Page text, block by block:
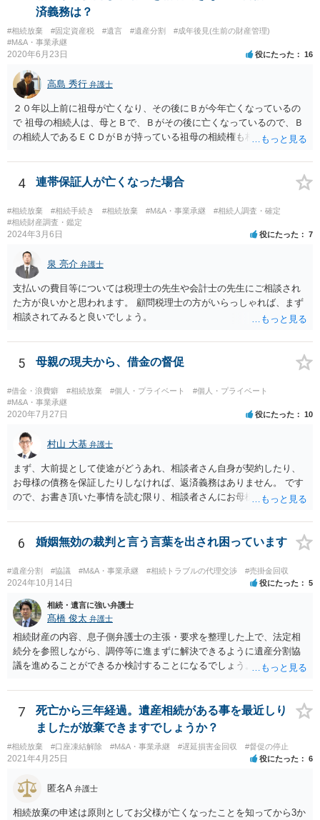
ではありません。 あくまでも、余力の範囲で認められるものです。 親
の介護は子供がみるという民法の条文はありません。 また、親に対す
る扶養義務は配偶者や子に対する扶養義務に比べて弱いものです。 生
まれてすぐ両親が離婚し、その後会っていなかったという事情も、扶
養義務の順位を下げる一つの理由になります。
済義務は？
#相続放棄 #固定資産税 #遺言 #遺産分割
#成年後見(生前の財産管理)
#M&A・事業承継
2020年6月23日 役にたった 16
高島 秀行 弁護士
２０年以上前に祖母が亡くなり、その後にＢが今年亡くなっているの
で 祖母の相続人は、母とＢで、Ｂがその後に亡くなっているので、Ｂ
の相続人であるＥＣＤがＢが持っている祖母の相続権も相続すること
Ｅも行う必要があります。 Ｂの配偶者であるＥは常にＢの相続人とな
ります。
4 連帯保証人が亡くなった場合
#相続放棄 #相続手続き #相続放棄 #M&A・事業承継
#相続人調査・確定
#相続財産調査・鑑定
2024年3月6日 役にたった 7
泉 亮介 弁護士
支払いの費目等については税理士の先生や会計士の先生にご相談され
た方が良いかと思われます。 顧問税理士の方がいらっしゃれば、まず
相談されてみると良いでしょう。
5 母親の現夫から、借金の督促
#借金・浪費癖 #相続放棄 #個人・プライベート
#個人・プライベート
#M&A・事業承継
2020年7月27日 役にたった 10
村山 大基 弁護士
まず、大前提として使途がどうあれ、相談者さん自身が契約したり、
お母様の債務を保証したりしなければ、返済義務はありません。 です
ので、お書き頂いた事情を読む限り、相談者さんにお母様の現夫への
も法律相談に行けば同趣旨のことを回答されるので、裁判まではしな
いと思います） ・借りたのは母なので、私は支払いませんと伝える あ
6 婚姻無効の裁判と言う言葉を出され困っています
#遺産分割 #協議 #M&A・事業承継 #相続トラブルの代理交渉 #売掛金回収
2024年10月14日 役にたった 5
相続・遺言に強い弁護士
髙橋 俊太 弁護士
相続財産の内容、息子側弁護士の主張・要求を整理した上で、法定相
続分を参照しながら、調停等に進まずに解決できるように遺産分割協
議を進めることができるか検討することになるでしょう。少なくとも
遺産をまとめて現金でくれ】という要求に応じる必要はありません。
7
死亡から三年経過。遺産相続がある事を最近しり
ましたが放棄できますでしょうか？
#相続放棄 #口座凍結解除 #M&A・事業承継 #遅延損害金回収 #督促の停止
2021年4月25日 役にたった 6
匿名A 弁護士
相続放棄の申述は原則としてお父様が亡くなったことを知ってから3か